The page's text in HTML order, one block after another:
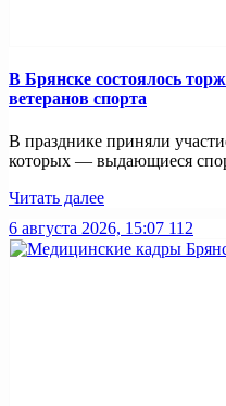
В Брянске состоялось
ветеранов спорта
В празднике приняли
которых — выдающиеся
Читать далее
6 августа 2026, 15:07 112